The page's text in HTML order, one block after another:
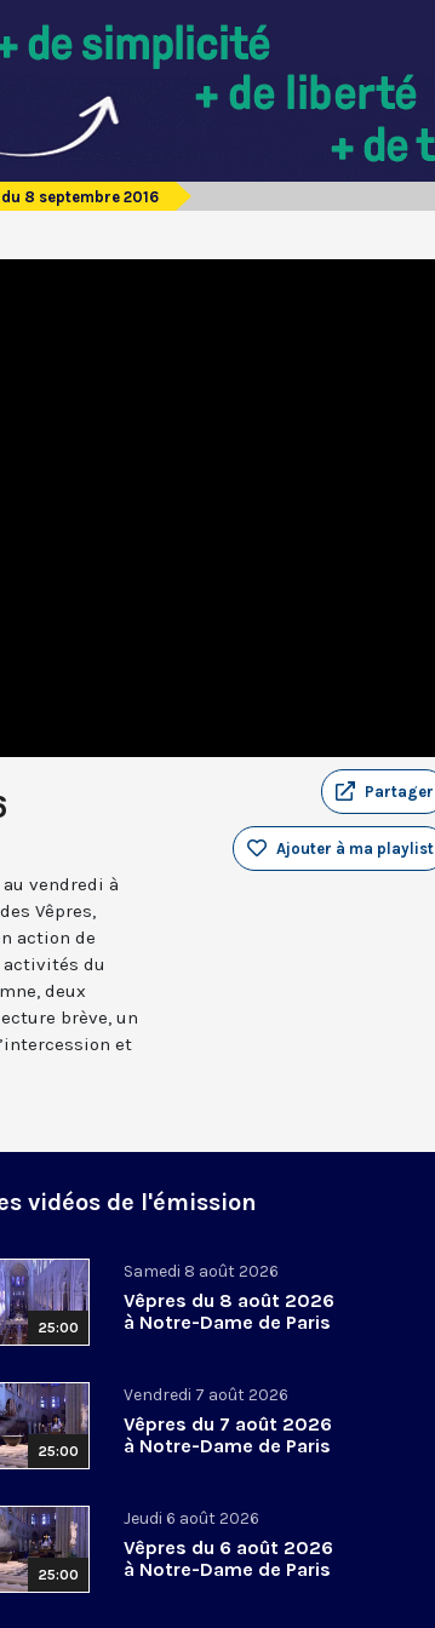
8 septembre 2016
Partager
Ajouter à ma playlist
vendredi à
Vêpres,
action de
activités du
deux
brève, un
et
vidéos de l'émission
25:00
Samedi 8 août 2026
Vêpres du 8 août 2026
à Notre-Dame de Paris
25:00
Vendredi 7 août 2026
Vêpres du 7 août 2026
à Notre-Dame de Paris
25:00
Jeudi 6 août 2026
Vêpres du 6 août 2026
à Notre-Dame de Paris